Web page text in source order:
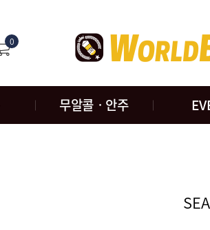
0
무알콜ㆍ안주